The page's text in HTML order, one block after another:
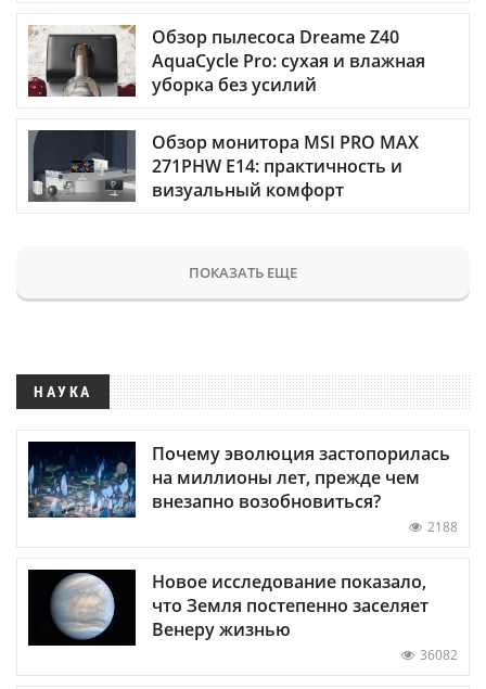
Обзор пылесоса Dreame Z40
AquaCycle Pro: сухая и влажная
уборка без усилий
Обзор монитора MSI PRO MAX
271PHW E14: практичность и
визуальный комфорт
ПОКАЗАТЬ ЕЩЕ
НАУКА
Почему эволюция застопорилась
на миллионы лет, прежде чем
внезапно возобновиться?
2188
Новое исследование показало,
что Земля постепенно заселяет
Венеру жизнью
36082